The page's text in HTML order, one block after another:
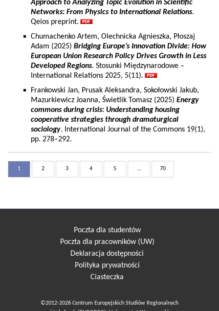
Approach to Analyzing Topic Evolution in Scientific
Networks: From Physics to International Relations.
Qeios preprint.
Chumachenko Artem, Olechnicka Agnieszka, Płoszaj
Adam (2025) Bridging Europe’s Innovation Divide: How
European Union Research Policy Drives Growth in Less
Developed Regions. Stosunki Międzynarodowe –
International Relations 2025, 5(11).
Frankowski Jan, Prusak Aleksandra, Sokołowski Jakub,
Mazurkiewicz Joanna, Świetlik Tomasz (2025) Energy
commons during crisis: Understanding housing
cooperative strategies through dramaturgical
sociology. International Journal of the Commons 19(1),
pp. 278–292.
1 2 3 4 5 ... 70
Poczta dla studentów
Poczta dla pracowników (UW)
Deklaracja dostępności
Polityka prywatności
Ciasteczka
©2012-2026 Centrum Europejskich Studiów Regionalnych